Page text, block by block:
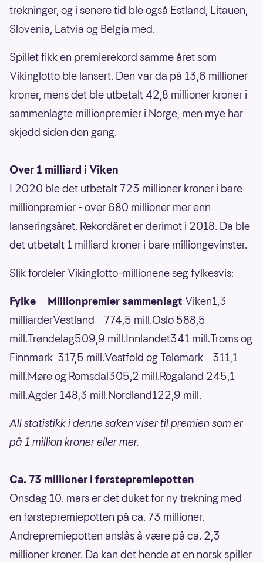
trekninger, og i senere tid ble også Estland, Litauen,
Slovenia, Latvia og Belgia med.
Spillet fikk en premierekord samme året som
Vikinglotto ble lansert. Den var da på 13,6 millioner
kroner, mens det ble utbetalt 42,8 millioner kroner i
sammenlagte millionpremier i Norge, men mye har
skjedd siden den gang.
Over 1 milliard i Viken
I 2020 ble det utbetalt 723 millioner kroner i bare
millionpremier - over 680 millioner mer enn
lanseringsåret. Rekordåret er derimot i 2018. Da ble
det utbetalt 1 milliard kroner i bare milliongevinster.
Slik fordeler Vikinglotto-millionene seg fylkesvis:
Fylke Millionpremier sammenlagt Viken1,3
milliarderVestland 774,5 mill.Oslo 588,5
mill.Trøndelag509,9 mill.Innlandet341 mill.Troms og
Finnmark 317,5 mill.Vestfold og Telemark 311,1
mill.Møre og Romsdal305,2 mill.Rogaland 245,1
mill.Agder 148,3 mill.Nordland122,9 mill.
All statistikk i denne saken viser til premien som er
på 1 million kroner eller mer.
Ca. 73 millioner i førstepremiepotten
Onsdag 10. mars er det duket for ny trekning med
en førstepremiepotten på ca. 73 millioner.
Andrepremiepotten anslås å være på ca. 2,3
millioner kroner. Da kan det hende at en norsk spiller